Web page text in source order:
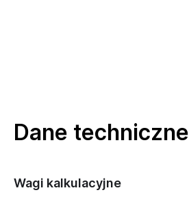
Dane techniczne
Wagi kalkulacyjne